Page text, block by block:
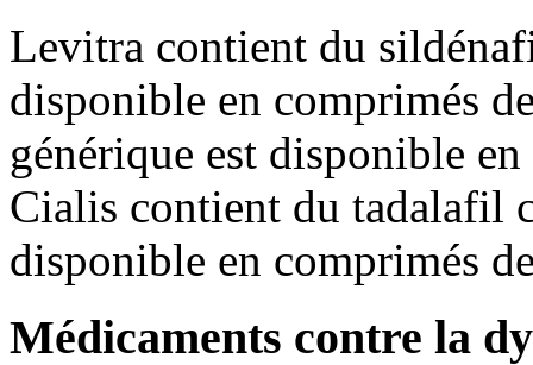
Levitra contient du
disponible en comprimés
générique est disponible
Cialis contient du tadalafil
disponible en comprimés
Médicaments contre la